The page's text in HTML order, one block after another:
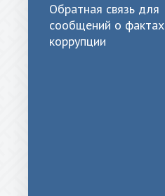
Обратная связь для
сообщений о фактах
коррупции